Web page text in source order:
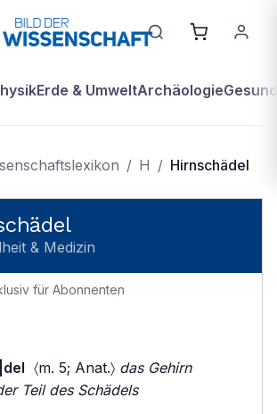
Erde & UmweltArchäologie
/ H / Hirnschädel
& Medizin
für Abonnenten
〈m. 5; Anat.〉 das Gehirn
Teil des Schädels